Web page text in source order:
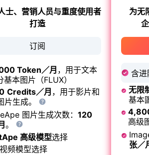
士、营销人员与重度使用者
打造
订阅
Token／月 ，用于文本
基本图片（FLUX）
Credits／月 ，用于影片和
片生成。
图片生成次数：120
。
高级模型选择
频模型选择
为无
含进
无限
基本
高级
张／